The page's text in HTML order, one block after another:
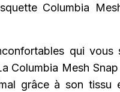
Columbia
qui
Columbia Mesh
grâce à son tissu